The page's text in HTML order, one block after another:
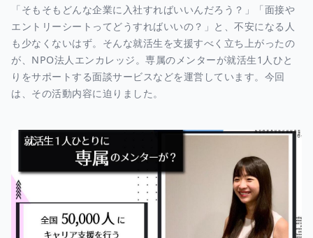
「そもそもどんな企業に入社すればいいんだろう？」「面接や
エントリーシートってどうすればいいの？」と、不安になる人
も少なくないはず。そんな就活生を支援すべく立ち上がったの
が、NPO法人エンカレッジ。専属のメンターが就活生1人ひと
りをサポートする面談サービスなどを運営しています。今回
は、その活動内容に迫りました。